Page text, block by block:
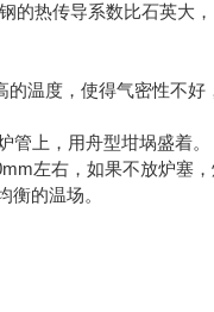
的热传导系数比石英大
温度，使得气密性不好
炉管上，用舟型坩埚盛
左右，如果不放炉塞
的温场。